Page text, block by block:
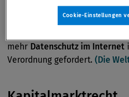
Die deutsche
mehr Datenschutz im Internet
Verordnung gefordert. (Die
Cookie-Einstellungen